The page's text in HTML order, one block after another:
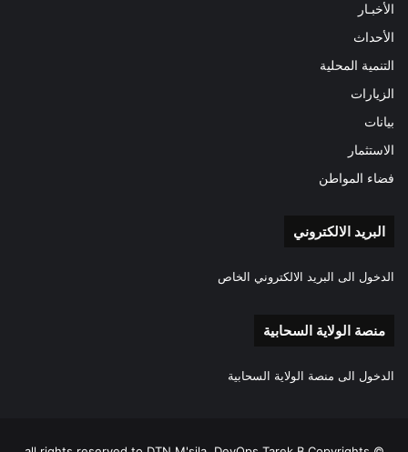
الأخبـار
الأحداث
التنمية المحلية
الزيارات
بيانات
الاستثمار
فضاء المواطن
البريد الالكتروني
الدخول الى البريد الالكتروني الخاص
منصة الولاية السحابية
الدخول الى منصة الولاية السحابية